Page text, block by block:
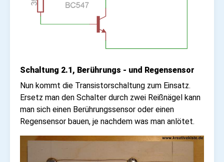
Schaltung 2.1, Berührungs - und Regensensor
Nun kommt die Transistorschaltung zum Einsatz.
Ersetz man den Schalter durch zwei Reißnägel kann
man sich einen Berührungssensor oder einen
Regensensor bauen, je nachdem was man anlötet.